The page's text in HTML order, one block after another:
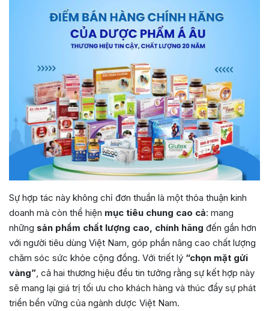
Sự hợp tác này không chỉ đơn thuần là một thỏa thuận kinh
doanh mà còn thể hiện mục tiêu chung cao cả: mang
những sản phẩm chất lượng cao, chính hãng đến gần hơn
với người tiêu dùng Việt Nam, góp phần nâng cao chất lượng
chăm sóc sức khỏe cộng đồng. Với triết lý “chọn mặt gửi
vàng”, cả hai thương hiệu đều tin tưởng rằng sự kết hợp này
sẽ mang lại giá trị tối ưu cho khách hàng và thúc đẩy sự phát
triển bền vững của ngành dược Việt Nam.